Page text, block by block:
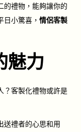
的禮物，能夠讓你的
小驚喜， 情侶客製
魅力
？客製化禮物或許是
送禮者的心思和用